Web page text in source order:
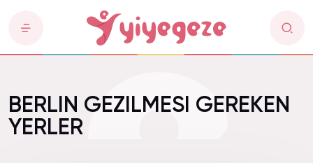
BERLIN GEZILMESI GEREKEN
YERLER